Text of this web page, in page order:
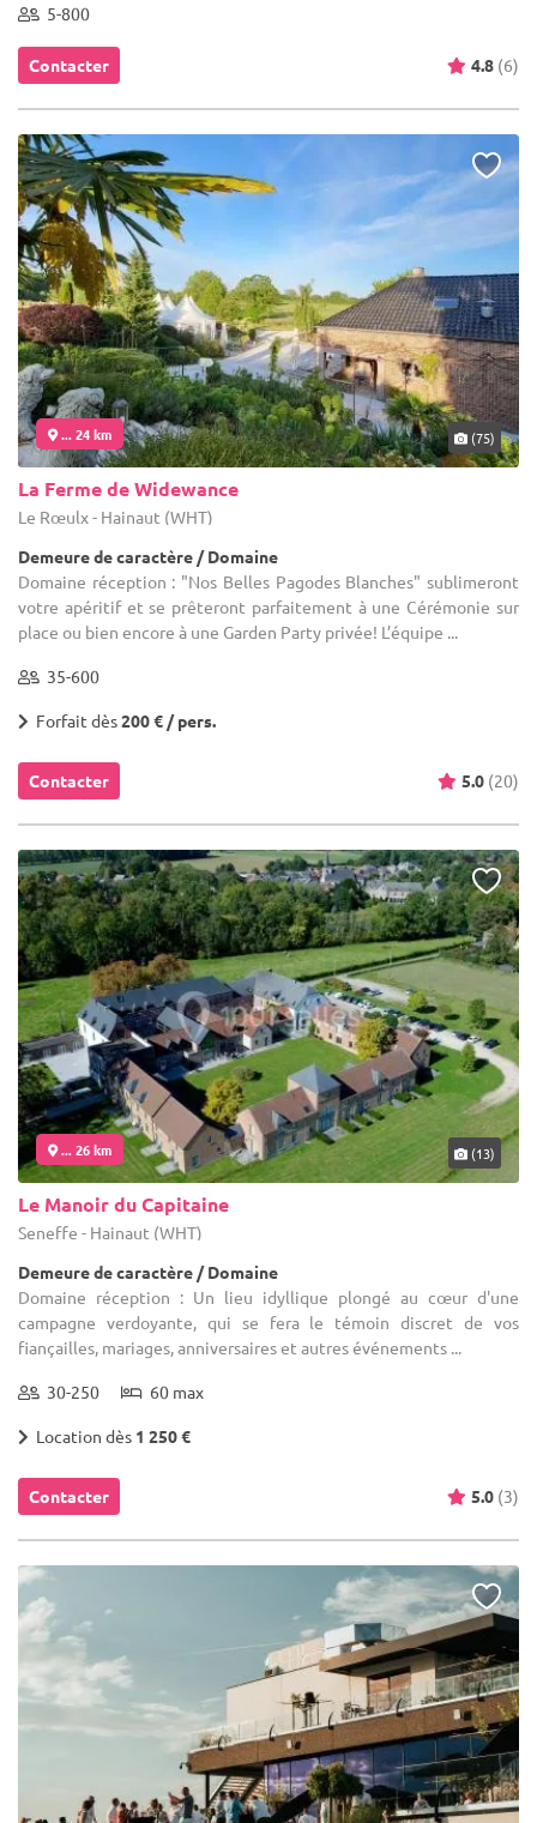
5-800
Contacter 4.8 (6)
... 24 km (75)
La Ferme de Widewance
Le Rœulx - Hainaut (WHT)
Demeure de caractère / Domaine
Domaine réception : "Nos Belles Pagodes Blanches" sublimeront
votre apéritif et se prêteront parfaitement à une Cérémonie sur
place ou bien encore à une Garden Party privée! L’équipe ...
35-600
Forfait dès200 € / pers.
Contacter 5.0 (20)
... 26 km (13)
Le Manoir du Capitaine
Seneffe - Hainaut (WHT)
Demeure de caractère / Domaine
Domaine réception : Un lieu idyllique plongé au cœur d'une
campagne verdoyante, qui se fera le témoin discret de vos
fiançailles, mariages, anniversaires et autres événements ...
30-250 60 max
Location dès 1 250 €
Contacter 5.0 (3)